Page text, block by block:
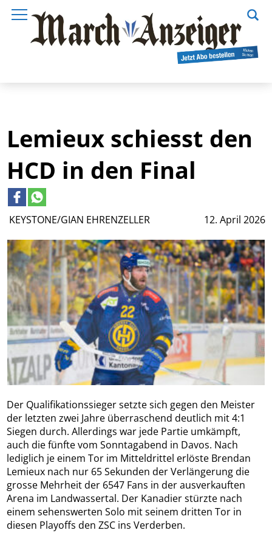
KEYSTONE/GIAN EHRENZELLER 12. April 2026
Lemieux schiesst den
HCD in den Final
Der Qualifikationssieger setzte sich gegen den Meister
der letzten zwei Jahre überraschend deutlich mit 4:1
Siegen durch. Allerdings war jede Partie umkämpft,
auch die fünfte vom Sonntagabend in Davos. Nach
lediglich je einem Tor im Mitteldrittel erlöste Brendan
Lemieux nach nur 65 Sekunden der Verlängerung die
grosse Mehrheit der 6547 Fans in der ausverkauften
Arena im Landwassertal. Der Kanadier stürzte nach
einem sehenswerten Solo mit seinem dritten Tor in
diesen Playoffs den ZSC ins Verderben.